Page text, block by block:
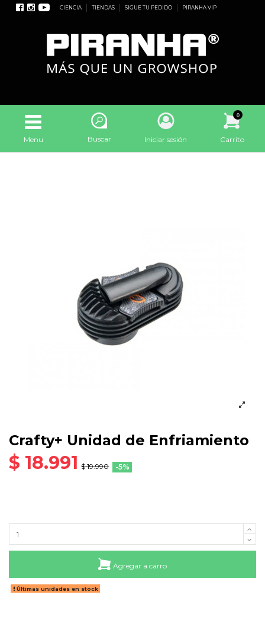
CIENCIA TIENDAS SIGUE TU PEDIDO PIRANHA VIP
Menu Buscar Iniciar sesión
0
Carrito
Crafty+ Unidad de Enfriamiento
$ 18.991 $ 19.990 -5%
Agregar a carro
Últimas unidades en stock